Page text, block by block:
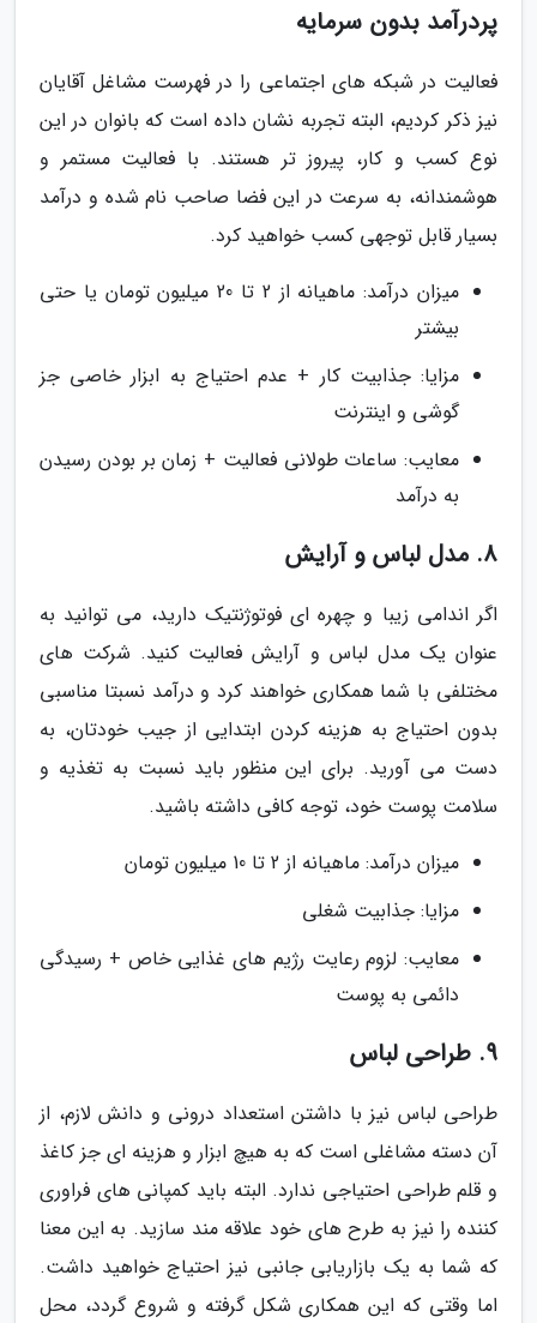
پردرآمد بدون سرمایه
فعالیت در شبکه های اجتماعی را در فهرست مشاغل آقایان
نیز ذکر کردیم، البته تجربه نشان داده است که بانوان در این
نوع کسب و کار، پیروز تر هستند. با فعالیت مستمر و
هوشمندانه، به سرعت در این فضا صاحب نام شده و درآمد
بسیار قابل توجهی کسب خواهید کرد.
میزان درآمد: ماهیانه از 2 تا 20 میلیون تومان یا حتی
بیشتر
مزایا: جذابیت کار + عدم احتیاج به ابزار خاصی جز
گوشی و اینترنت
معایب: ساعات طولانی فعالیت + زمان بر بودن رسیدن
به درآمد
8. مدل لباس و آرایش
اگر اندامی زیبا و چهره ای فوتوژنتیک دارید، می توانید به
عنوان یک مدل لباس و آرایش فعالیت کنید. شرکت های
مختلفی با شما همکاری خواهند کرد و درآمد نسبتا مناسبی
بدون احتیاج به هزینه کردن ابتدایی از جیب خودتان، به
دست می آورید. برای این منظور باید نسبت به تغذیه و
سلامت پوست خود، توجه کافی داشته باشید.
میزان درآمد: ماهیانه از 2 تا 10 میلیون تومان
مزایا: جذابیت شغلی
معایب: لزوم رعایت رژیم های غذایی خاص + رسیدگی
دائمی به پوست
9. طراحی لباس
طراحی لباس نیز با داشتن استعداد درونی و دانش لازم، از
آن دسته مشاغلی است که به هیچ ابزار و هزینه ای جز کاغذ
و قلم طراحی احتیاجی ندارد. البته باید کمپانی های فراوری
کننده را نیز به طرح های خود علاقه مند سازید. به این معنا
که شما به یک بازاریابی جانبی نیز احتیاج خواهید داشت.
اما وقتی که این همکاری شکل گرفته و شروع گردد، محل